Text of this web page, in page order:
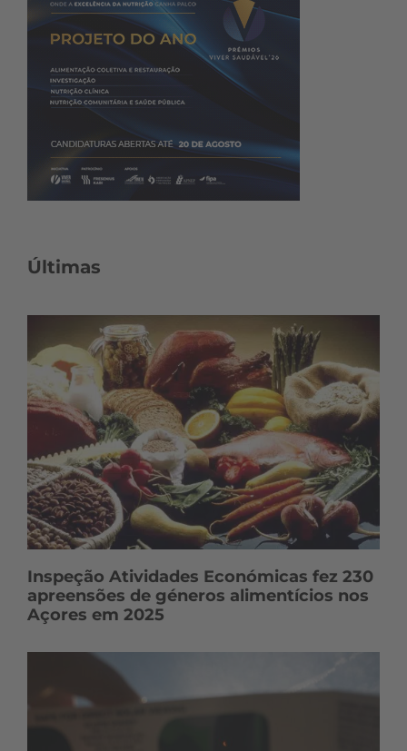
Últimas
Inspeção Atividades Económicas fez 230
apreensões de géneros alimentícios nos
Açores em 2025